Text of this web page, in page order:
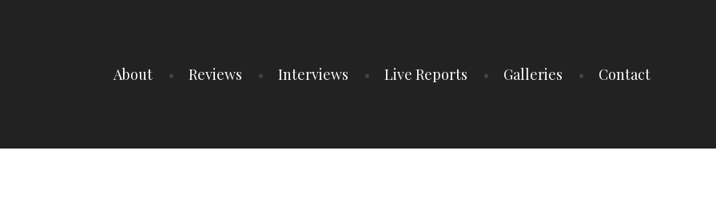
About Reviews Interviews Live Reports Galleries Contact